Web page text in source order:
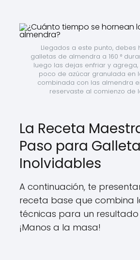
Llegados a este punto, debes
galletas de almendra a 160 °
luego las dejas enfriar y agrega,
poco de azúcar granulada en
combinada con las almendra
reservaste al comienzo de
La Receta
Paso para
Inolvidables
A continuación, te
receta base que combina
técnicas para un resultado
¡Manos a la masa!